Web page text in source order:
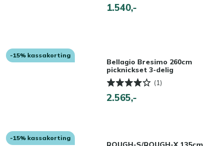
1.540,-
-15% kassakorting
Bellagio Bresimo 260cm
picknickset 3-delig
(1)
2.565,-
-15% kassakorting